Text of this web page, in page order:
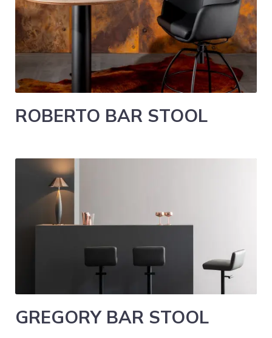
ROBERTO BAR STOOL
GREGORY BAR STOOL